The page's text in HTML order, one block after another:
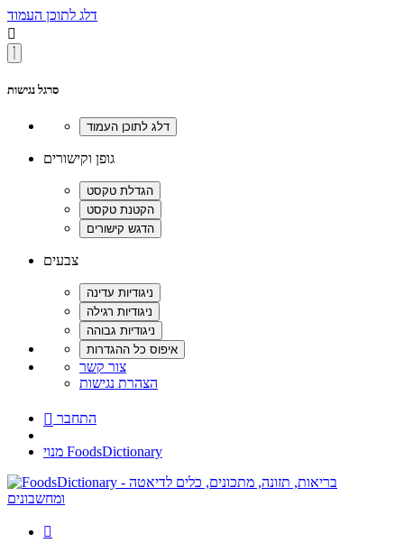
דלג לתוכן העמוד

סרגל נגישות
גופן וקישורים
צבעים
צור קשר
הצהרת נגישות
 התחבר
מנוי FoodsDictionary
